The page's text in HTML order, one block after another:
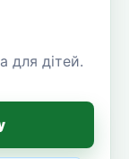
для дітей.